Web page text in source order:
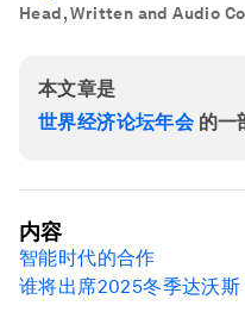
Head, Written and Audio
本文章是
世界经济论坛年会的一
内容
智能时代的合作
谁将出席2025冬季达沃斯